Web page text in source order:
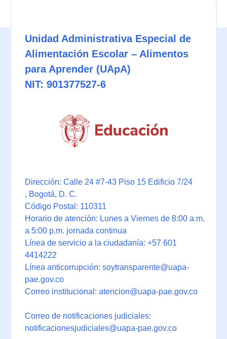
Unidad Administrativa Especial de
Alimentación Escolar – Alimentos
para Aprender (UApA)
NIT: 901377527-6
Dirección: Calle 24 #7-43 Piso 15 Edificio 7/24
, Bogotá, D. C.
Código Postal: 110311
Horario de atención: Lunes a Viernes de 8:00 a.m.
a 5:00 p.m. jornada continua
Línea de servicio a la ciudadanía: +57 601
4414222
Línea anticorrupción: soytransparente@uapa-
pae.gov.co
Correo institucional: atencion@uapa-pae.gov.co
Correo de notificaciones judiciales:
notificacionesjudiciales@uapa-pae.gov.co